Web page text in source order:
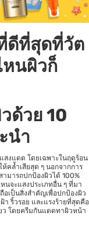
ดีที่สุดที่วัต
นผิวก็
ด้วย10
นำ
สงแดด โดยเฉพาะในฤดูร้อน
คล้ำเสียสุด ๆ นอกจากการ
ามารถปกป้องผิวได้ 100%
นจะแสงประเภทอื่น ๆ ที่มา
อเป็นสิ่งสำคัญเพื่อปกป้องผิว
า ริ้วรอย และแรงร้ายที่สุดคือ
ยว โดยครีมกันแดดทาผิวหน้า